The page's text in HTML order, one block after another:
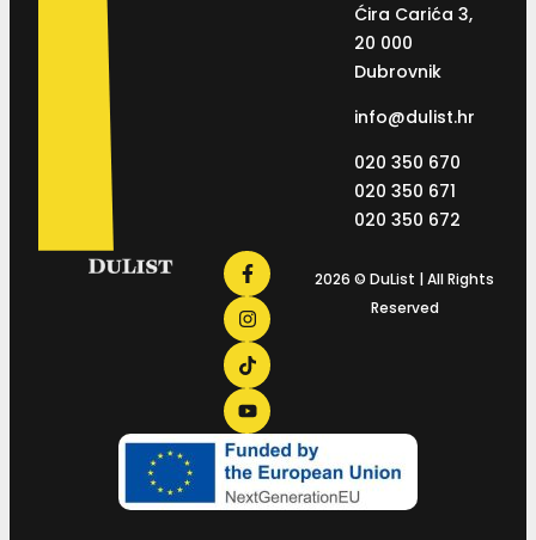
Ćira Carića 3,
20 000
Dubrovnik
info@dulist.hr
020 350 670
020 350 671
020 350 672
2026 © DuList | All Rights
Reserved